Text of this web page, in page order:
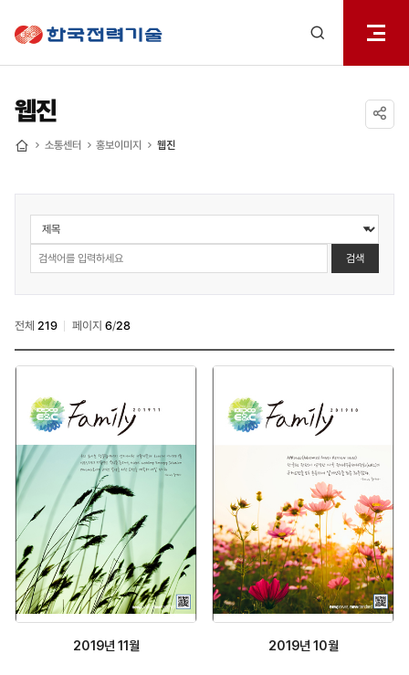
열기
웹진
소통센터 홍보이미지 웹진
소통센터
>
홍보책자
>
웹진
검색
전체 219 페이지 6/28
2019년 11월 2019년 10월